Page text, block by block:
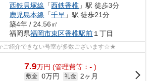
西鉄貝塚線 「西鉄香椎 」駅 徒歩3分
鹿児島本線 「千早 」駅 徒歩21分
築4年 / 24.56㎡
福岡県福岡市東区香椎駅前 １丁目
紹介できない号室が多数ございます☆★
7.9万円 (管理費等：- )
敷金 0万円 礼金 2ヶ月